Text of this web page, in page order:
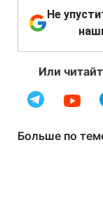
Не
Или
Больше по